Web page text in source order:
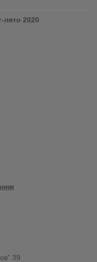
лято 2020
39